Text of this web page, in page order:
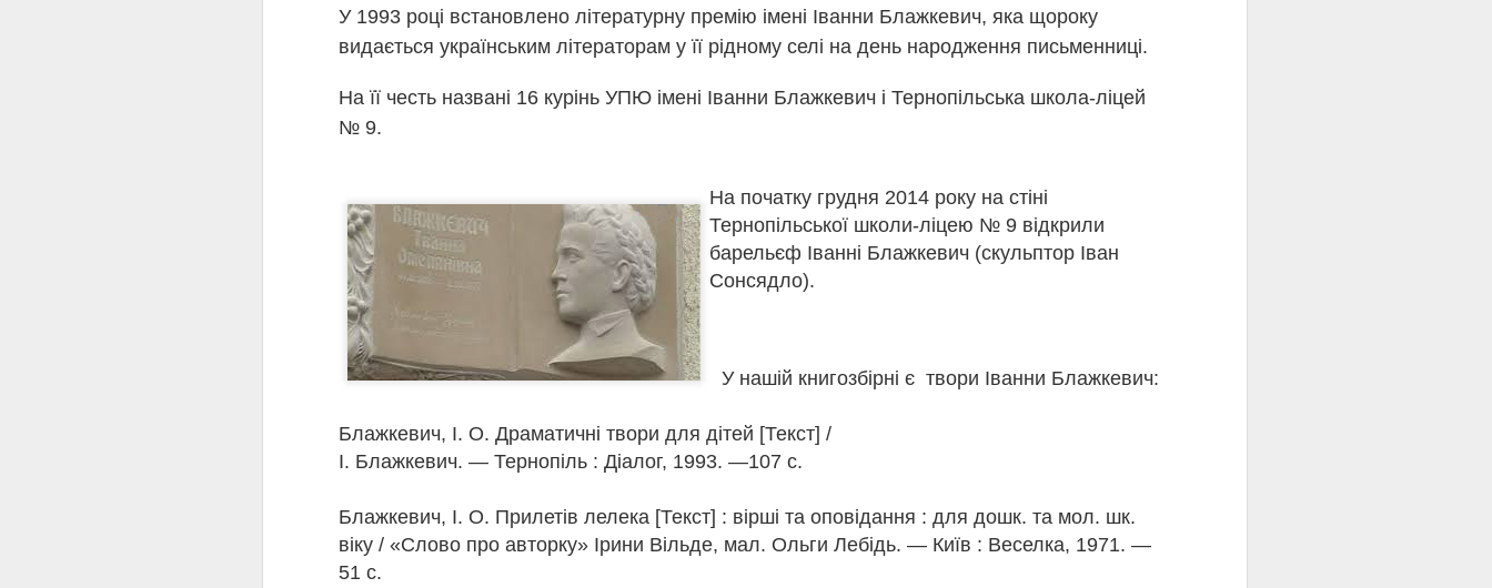
У 1993 році встановлено літературну премію імені Іванни Блажкевич, яка щороку
видається українським літераторам у її рідному селі на день народження письменниці.
На її честь названі 16 курінь УПЮ імені Іванни Блажкевич і Тернопільська школа-ліцей
№ 9.
На початку грудня 2014 року на стіні
Тернопільської школи-ліцею № 9 відкрили
барельєф Іванні Блажкевич (скульптор Іван
Сонсядло).
У нашій книгозбірні є твори Іванни Блажкевич:
Блажкевич, І. О. Драматичні твори для дітей [Текст] /
І. Блажкевич. — Тернопіль : Діалог, 1993. —107 с.
Блажкевич, І. О. Прилетів лелека [Текст] : вірші та оповідання : для дошк. та мол. шк.
віку / «Слово про авторку» Ірини Вільде, мал. Ольги Лебідь. — Київ : Веселка, 1971. —
51 с.
Додати коментар